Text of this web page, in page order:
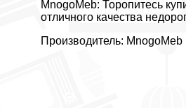
MnogoMeb: Торопитесь
отличного качества
Производитель: MnogoMeb